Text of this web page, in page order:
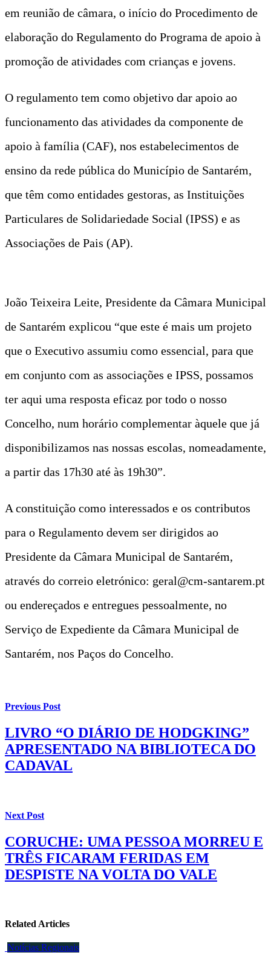
em reunião de câmara, o início do Procedimento de
elaboração do Regulamento do Programa de apoio à
promoção de atividades com crianças e jovens.
O regulamento tem como objetivo dar apoio ao
funcionamento das atividades da componente de
apoio à família (CAF), nos estabelecimentos de
ensino da rede pública do Município de Santarém,
que têm como entidades gestoras, as Instituições
Particulares de Solidariedade Social (IPSS) e as
Associações de Pais (AP).
João Teixeira Leite, Presidente da Câmara Municipal
de Santarém explicou “que este é mais um projeto
que o Executivo assumiu como essencial, para que
em conjunto com as associações e IPSS, possamos
ter aqui uma resposta eficaz por todo o nosso
Concelho, num horário complementar àquele que já
disponibilizamos nas nossas escolas, nomeadamente,
a partir das 17h30 até às 19h30”.
A constituição como interessados e os contributos
para o Regulamento devem ser dirigidos ao
Presidente da Câmara Municipal de Santarém,
através do correio eletrónico: geral@cm-santarem.pt
ou endereçados e entregues pessoalmente, no
Serviço de Expediente da Câmara Municipal de
Santarém, nos Paços do Concelho.
Previous Post
LIVRO “O DIÁRIO DE HODGKING”
APRESENTADO NA BIBLIOTECA DO
CADAVAL
Next Post
CORUCHE: UMA PESSOA MORREU E
TRÊS FICARAM FERIDAS EM
DESPISTE NA VOLTA DO VALE
Related Articles
Notícias Regionais